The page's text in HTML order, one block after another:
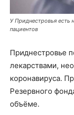
У Приднестровья есть
пациентов
Приднестровье
лекарствами,
коронавируса.
Резервного
объёме.